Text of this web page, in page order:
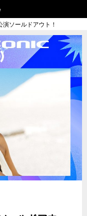
ソールドアウト！